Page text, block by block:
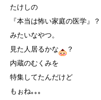
たけしの
『本当は怖い家庭の医学』？
みたいなやつ。
見た人居るかな
？
内蔵のむくみを
特集してたんだけど
もぉね｡｡｡